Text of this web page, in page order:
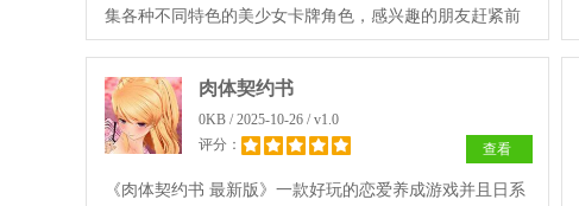
集各种不同特色的美少女卡牌角色，感兴趣的朋友赶紧前
来下载吧。
肉体契约书
0KB / 2025-10-26 / v1.0
评分：
查看
《肉体契约书 最新版》一款好玩的恋爱养成游戏并且日系